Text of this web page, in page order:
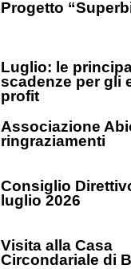
Progetto
Luglio: le
scadenze per gli
profit
Associazione
ringraziamenti
Consiglio
luglio 2026
Visita alla Casa
Circondariale di